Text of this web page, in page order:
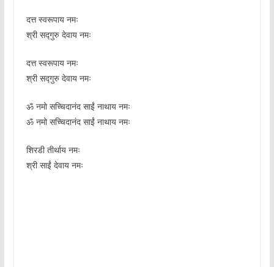
दत्त स्वरूपाय नमः
श्री सद्गुरु देवाय नमः
दत्त स्वरूपाय नमः
श्री सद्गुरु देवाय नमः
ॐ नमो सच्चिदानंद साईं नाथाय नमः
ॐ नमो सच्चिदानंद साईं नाथाय नमः
शिरडी तीर्थाय नमः
श्री साईं देवाय नमः